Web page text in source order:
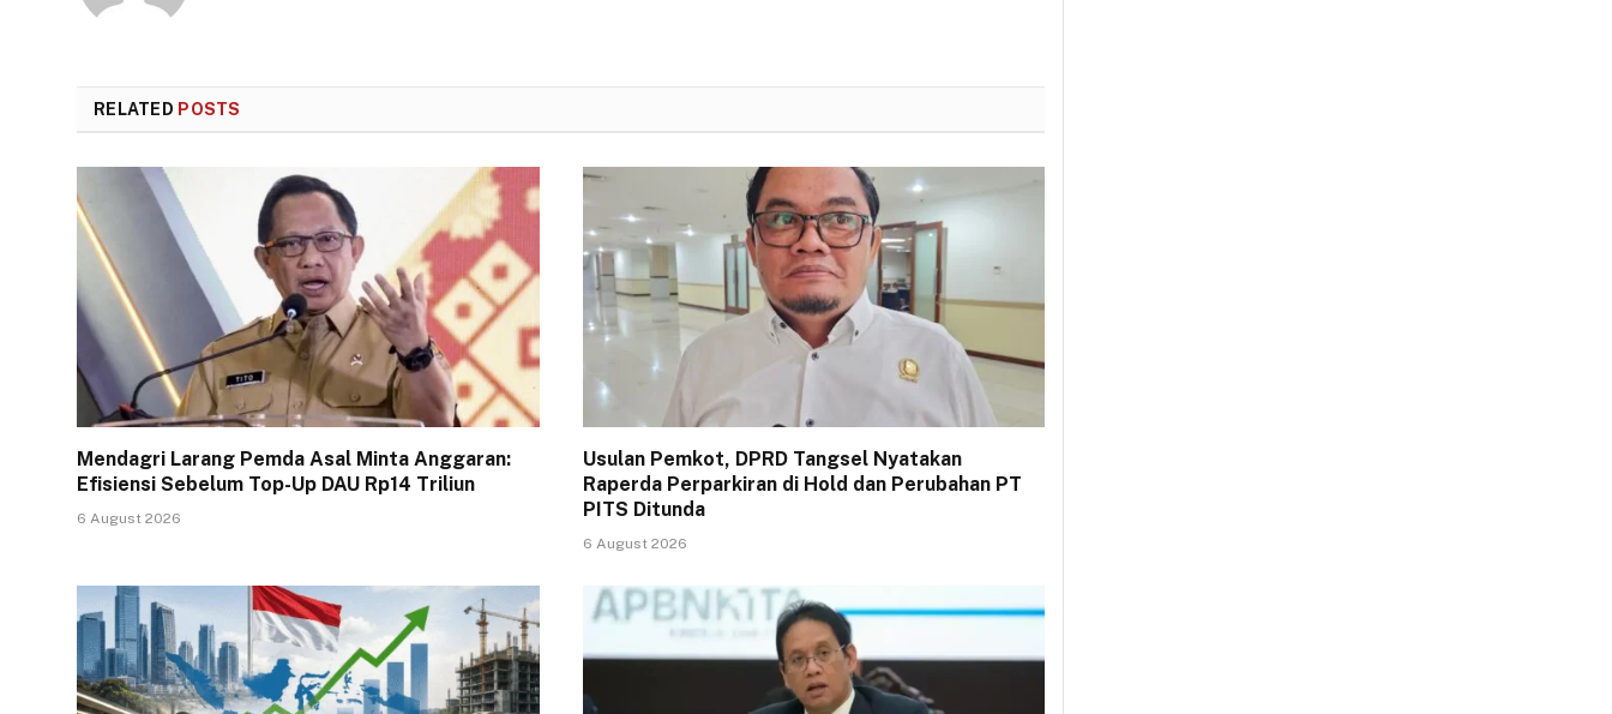
RELATED POSTS
Mendagri Larang Pemda Asal Minta Anggaran:
Efisiensi Sebelum Top-Up DAU Rp14 Triliun
6 August 2026
Usulan Pemkot, DPRD Tangsel Nyatakan
Raperda Perparkiran di Hold dan Perubahan PT
PITS Ditunda
6 August 2026